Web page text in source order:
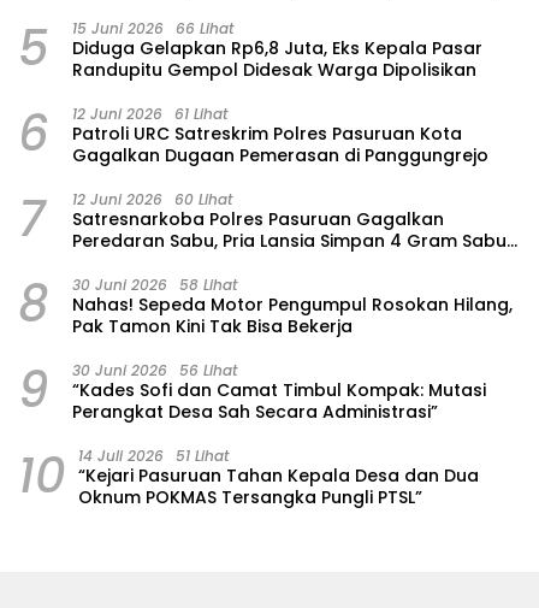
5 15 Juni 2026 66 Lihat
‎Diduga Gelapkan Rp6,8 Juta, Eks Kepala Pasar
Randupitu Gempol Didesak Warga Dipolisikan
6 12 Juni 2026 61 Lihat
Patroli URC Satreskrim Polres Pasuruan Kota
Gagalkan Dugaan Pemerasan di Panggungrejo
7 12 Juni 2026 60 Lihat
Satresnarkoba Polres Pasuruan Gagalkan
Peredaran Sabu, Pria Lansia Simpan 4 Gram Sabu
8 30 Juni 2026 58 Lihat
‎Nahas! Sepeda Motor Pengumpul Rosokan Hilang,
Pak Tamon Kini Tak Bisa Bekerja
9 30 Juni 2026 56 Lihat
“Kades Sofi dan Camat Timbul Kompak: Mutasi
Perangkat Desa Sah Secara Administrasi”
10 14 Juli 2026 51 Lihat
“Kejari Pasuruan Tahan Kepala Desa dan Dua
Oknum POKMAS Tersangka Pungli PTSL”